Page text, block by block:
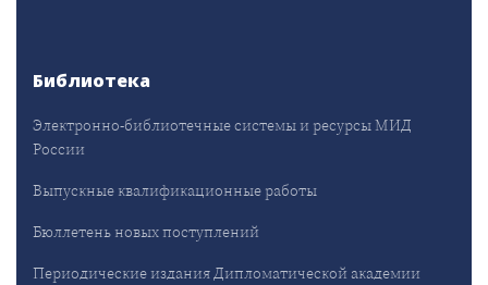
Библиотека
Электронно-библиотечные системы и ресурсы МИД
России
Выпускные квалификационные работы
Бюллетень новых поступлений
Периодические издания Дипломатической академии